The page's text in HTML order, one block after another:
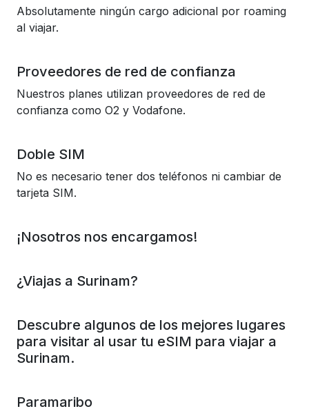
Absolutamente ningún cargo adicional por roaming
al viajar.
Proveedores de red de confianza
Nuestros planes utilizan proveedores de red de
confianza como O2 y Vodafone.
Doble SIM
No es necesario tener dos teléfonos ni cambiar de
tarjeta SIM.
¡Nosotros nos encargamos!
¿Viajas a Surinam?
Descubre algunos de los mejores lugares
para visitar al usar tu eSIM para viajar a
Surinam.
Paramaribo